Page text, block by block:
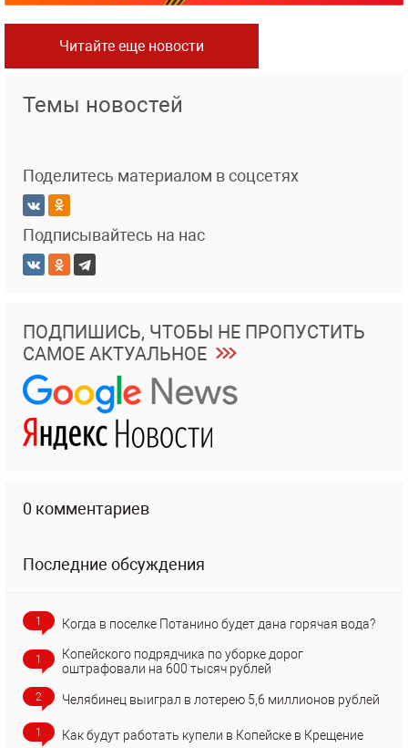
Читайте еще новости
Темы новостей
Поделитесь материалом в соцсетях
Подписывайтесь на нас
ПОДПИШИСЬ, ЧТОБЫ НЕ ПРОПУСТИТЬ
САМОЕ АКТУАЛЬНОЕ
0 комментариев
Последние обсуждения
1 Когда в поселке Потанино будет дана горячая вода?
1
Копейского подрядчика по уборке дорог
оштрафовали на 600 тысяч рублей
2 Челябинец выиграл в лотерею 5,6 миллионов рублей
1 Как будут работать купели в Копейске в Крещение